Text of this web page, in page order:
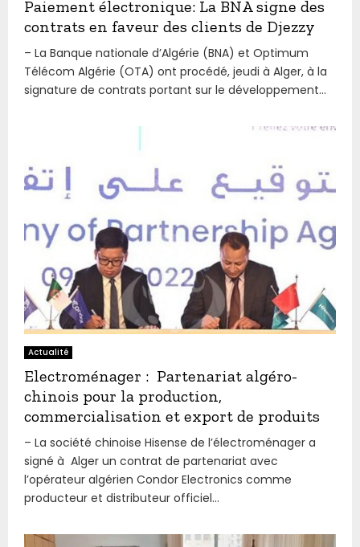
Paiement électronique: La BNA signe des
contrats en faveur des clients de Djezzy
– La Banque nationale d’Algérie (BNA) et Optimum
Télécom Algérie (OTA) ont procédé, jeudi à Alger, à la
signature de contrats portant sur le développement...
Actualité
Electroménager : Partenariat algéro-
chinois pour la production,
commercialisation et export de produits
– La société chinoise Hisense de l’électroménager a
signé à Alger un contrat de partenariat avec
l’opérateur algérien Condor Electronics comme
producteur et distributeur officiel...